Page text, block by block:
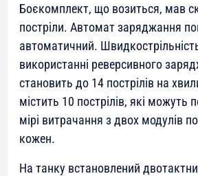
Боєкомплект, що возиться, мав
постріли. Автомат заряджання
автоматичний.
використанні реверсивного
становить до 14 пострілів на
містить 10 пострілів, які можуть
мірі витрачання з двох модулів
кожен.
На танку встановлений